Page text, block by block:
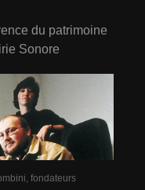
du patrimoine
Sonore
fondateurs